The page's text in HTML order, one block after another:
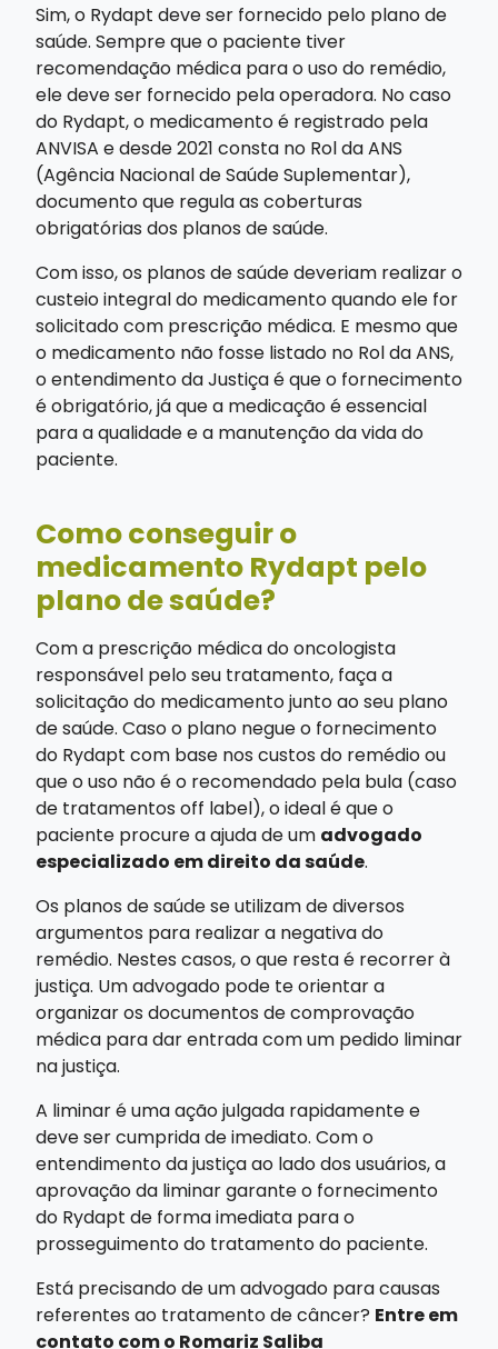
Sim, o Rydapt deve ser fornecido pelo plano de
saúde. Sempre que o paciente tiver
recomendação médica para o uso do remédio,
ele deve ser fornecido pela operadora. No caso
do Rydapt, o medicamento é registrado pela
ANVISA e desde 2021 consta no Rol da ANS
(Agência Nacional de Saúde Suplementar),
documento que regula as coberturas
obrigatórias dos planos de saúde.
Com isso, os planos de saúde deveriam realizar o
custeio integral do medicamento quando ele for
solicitado com prescrição médica. E mesmo que
o medicamento não fosse listado no Rol da ANS,
o entendimento da Justiça é que o fornecimento
é obrigatório, já que a medicação é essencial
para a qualidade e a manutenção da vida do
paciente.
Como conseguir o
medicamento Rydapt pelo
plano de saúde?
Com a prescrição médica do oncologista
responsável pelo seu tratamento, faça a
solicitação do medicamento junto ao seu plano
de saúde. Caso o plano negue o fornecimento
do Rydapt com base nos custos do remédio ou
que o uso não é o recomendado pela bula (caso
de tratamentos off label), o ideal é que o
paciente procure a ajuda de um advogado
especializado em direito da saúde.
Os planos de saúde se utilizam de diversos
argumentos para realizar a negativa do
remédio. Nestes casos, o que resta é recorrer à
justiça. Um advogado pode te orientar a
organizar os documentos de comprovação
médica para dar entrada com um pedido liminar
na justiça.
A liminar é uma ação julgada rapidamente e
deve ser cumprida de imediato. Com o
entendimento da justiça ao lado dos usuários, a
aprovação da liminar garante o fornecimento
do Rydapt de forma imediata para o
prosseguimento do tratamento do paciente.
Está precisando de um advogado para causas
referentes ao tratamento de câncer? Entre em
contato com o Romariz Saliba